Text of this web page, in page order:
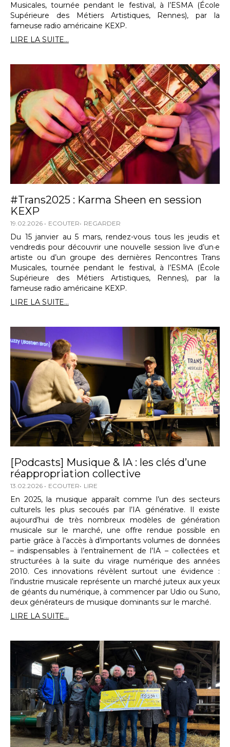
Musicales, tournée pendant le festival, à l’ESMA (École
Supérieure des Métiers Artistiques, Rennes), par la
fameuse radio américaine KEXP.
LIRE LA SUITE...
#Trans2025 : Karma Sheen en session
KEXP
19.02.2026 ECOUTER REGARDER
Du 15 janvier au 5 mars, rendez-vous tous les jeudis et
vendredis pour découvrir une nouvelle session live d’un·e
artiste ou d’un groupe des dernières Rencontres Trans
Musicales, tournée pendant le festival, à l’ESMA (École
Supérieure des Métiers Artistiques, Rennes), par la
fameuse radio américaine KEXP.
LIRE LA SUITE...
[Podcasts] Musique & IA : les clés d’une
réappropriation collective
13.02.2026 ECOUTER LIRE
En 2025, la musique apparaît comme l’un des secteurs
culturels les plus secoués par l’IA générative. Il existe
aujourd’hui de très nombreux modèles de génération
musicale sur le marché, une offre rendue possible en
partie grâce à l’accès à d’importants volumes de données
– indispensables à l’entraînement de l’IA – collectées et
structurées à la suite du virage numérique des années
2010. Ces innovations révèlent surtout une évidence :
l’industrie musicale représente un marché juteux aux yeux
de géants du numérique, à commencer par Udio ou Suno,
deux générateurs de musique dominants sur le marché.
LIRE LA SUITE...